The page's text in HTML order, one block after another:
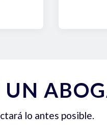
UN
lo antes posible.